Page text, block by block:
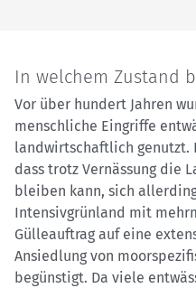
In welchem Zustand
Vor über hundert Jahren
menschliche Eingriffe
landwirtschaftlich genutzt.
dass trotz Vernässung die
bleiben kann, sich
Intensivgrünland mit
Gülleauftrag auf eine
Ansiedlung von
begünstigt. Da viele